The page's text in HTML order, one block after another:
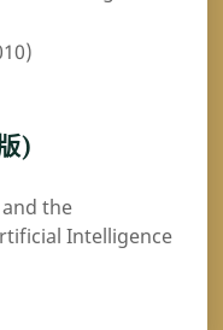
)
the
Intelligence